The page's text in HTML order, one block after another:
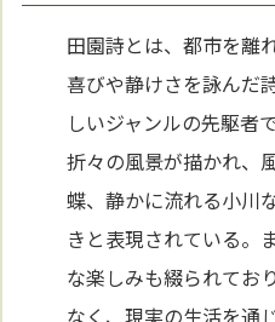
田園詩とは、都市を離れ
喜びや静けさを詠んだ
しいジャンルの先駆者
折々の風景が描かれ、
蝶、静かに流れる小川な
きと表現されている。
な楽しみも綴られてお
なく、現実の生活を通